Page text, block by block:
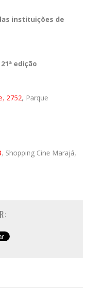
instituições de
edição
2752, Parque
, Shopping Cine Marajá,